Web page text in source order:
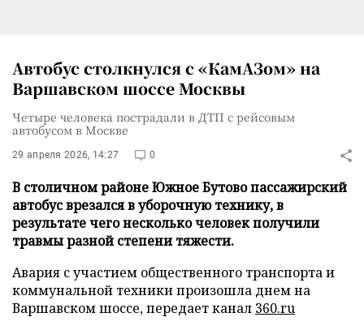
Автобус столкнулся с «КамАЗом» на
Варшавском шоссе Москвы
Четыре человека пострадали в ДТП с рейсовым
автобусом в Москве
29 апреля 2026, 14:27 0
В столичном районе Южное Бутово пассажирский
автобус врезался в уборочную технику, в
результате чего несколько человек получили
травмы разной степени тяжести.
Авария с участием общественного транспорта и
коммунальной техники произошла днем на
Варшавском шоссе, передает канал 360.ru